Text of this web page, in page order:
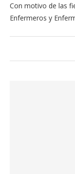
Con motivo de las
Enfermeros y